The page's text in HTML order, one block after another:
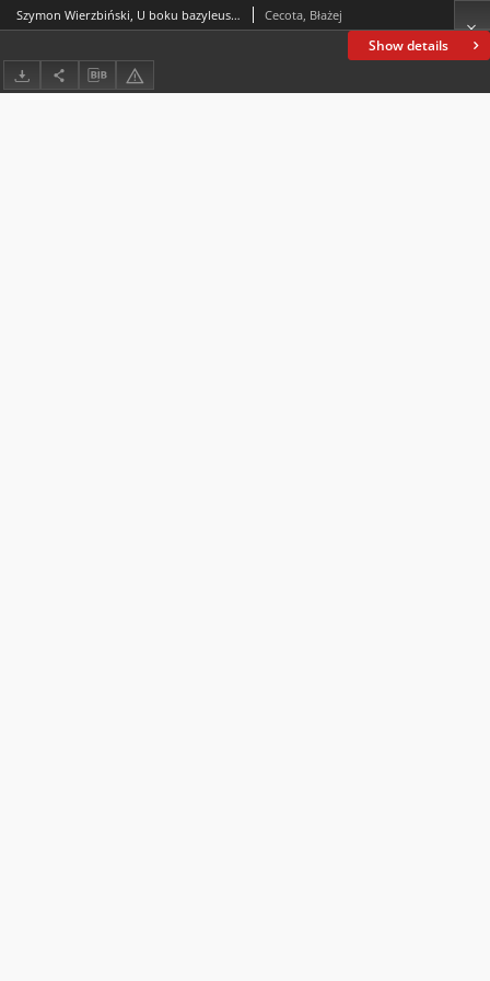
Show details
Szymon Wierzbiński, U boku bazyleusa. Frankowie i Waregowie w cesarstwie bizantyńskim w XI w., Byzantina Lodziensia XXXVII, Wydawnictwo Uniwersytetu Łódzkiego, Łódź 2019, ss. 434 Cecota, Błażej